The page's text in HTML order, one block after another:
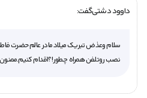
داوود دشتیگفت:
سلام وعذض تبریک میلاد مادر عالم حضرت فاطمه
نصب روتلفن همراه چطور!؟اقدام